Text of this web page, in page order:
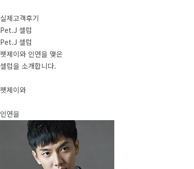
실제고객후기
Pet.J 셀럽
Pet.J 셀럽
펫제이와 인연을 맺은
셀럽을 소개합니다.
펫제이와
인연을